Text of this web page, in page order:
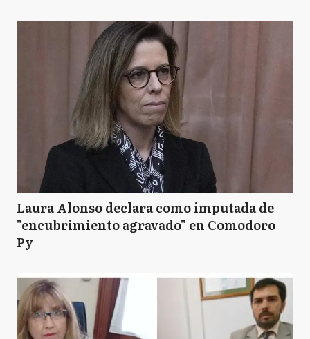
Laura Alonso declara como imputada de
"encubrimiento agravado" en Comodoro
Py